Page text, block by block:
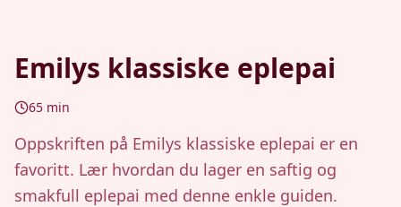
Emilys klassiske eplepai
65 min
Oppskriften på Emilys klassiske eplepai er en
favoritt. Lær hvordan du lager en saftig og
smakfull eplepai med denne enkle guiden.